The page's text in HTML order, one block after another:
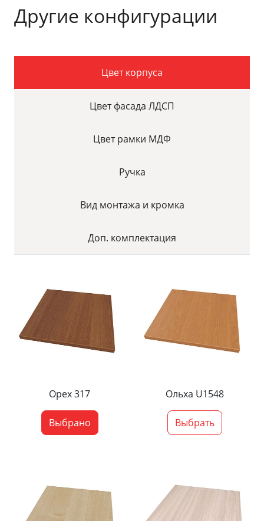
Другие конфигурации
Цвет корпуса
Цвет фасада ЛДСП
Цвет рамки МДФ
Ручка
Вид монтажа и кромка
Доп. комплектация
Орех 317
Выбрано
Ольха U1548
Выбрать